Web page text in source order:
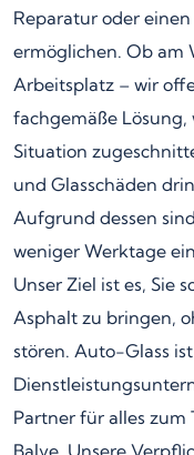
Reparatur oder
ermöglichen. Ob am
Arbeitsplatz – wir
fachgemäße
Situation
und Glasschäden
Aufgrund dessen
weniger Werktage
Unser Ziel ist es, Sie
Asphalt zu bringen,
stören. Auto-Glass
Partner für alles
Balve. Unsere